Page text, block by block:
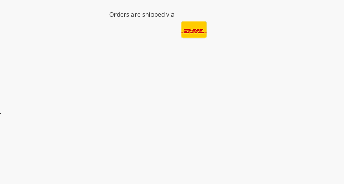
Orders are shipped via